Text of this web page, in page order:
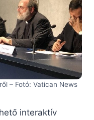
– Fotó: Vatican News
interaktív